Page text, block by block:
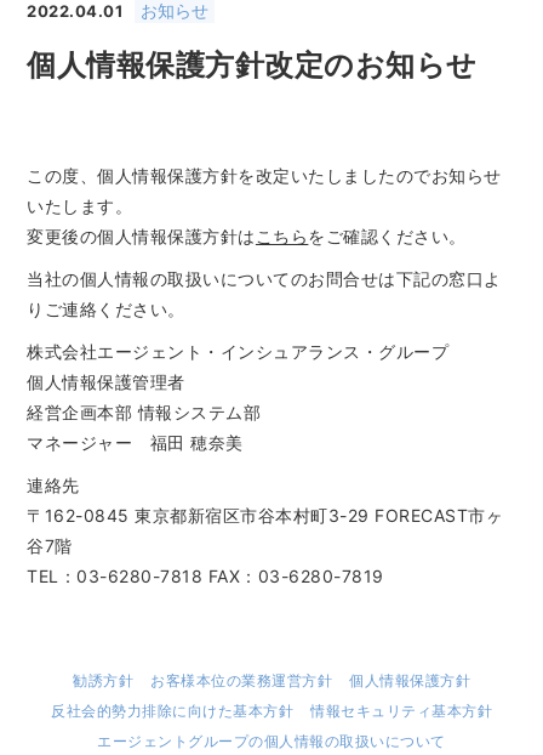
2022.04.01 お知らせ
個人情報保護方針改定のお知らせ
この度、個人情報保護方針を改定いたしましたのでお知らせ
いたします。
変更後の個人情報保護方針は こちらをご確認ください。
当社の個人情報の取扱いについてのお問合せは下記の窓口よ
りご連絡ください。
株式会社エージェント・インシュアランス・グループ
個人情報保護管理者
経営企画本部 情報システム部
マネージャー 福田 穂奈美
連絡先
〒162-0845 東京都新宿区市谷本村町3-29 FORECAST市ヶ
谷7階
TEL：03-6280-7818 FAX：03-6280-7819
勧誘方針 お客様本位の業務運営方針
個人情報保護方針
反社会的勢力排除に向けた基本方針
情報セキュリティ基本方針
エージェントグループの個人情報の取扱いについて